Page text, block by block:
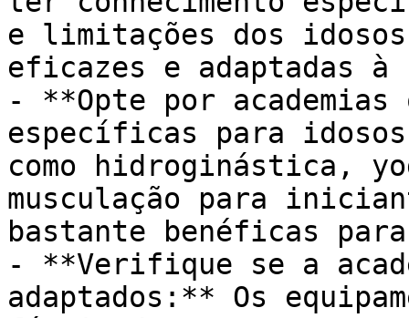
e limitações dos
eficazes e adaptadas à
- **Opte por academias
específicas para
como hidroginástica,
musculação para
bastante benéficas
- **Verifique se a
adaptados:** Os